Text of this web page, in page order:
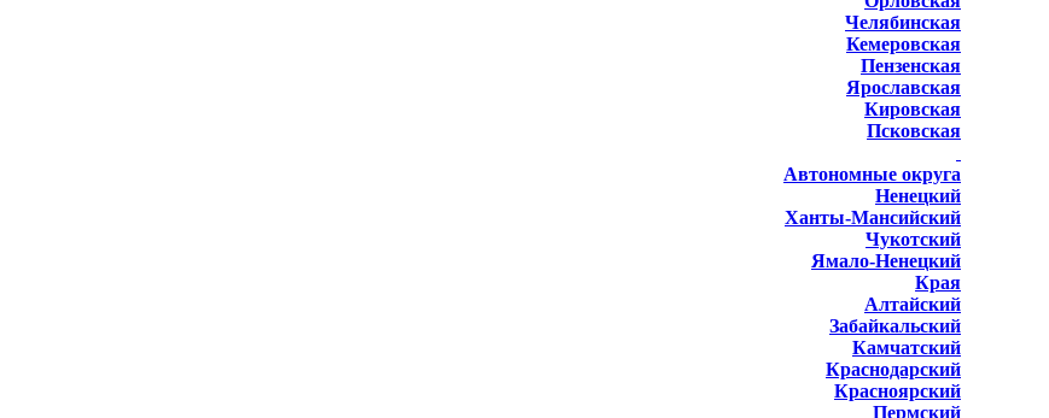
Челябинская
Кемеровская
Пензенская
Ярославская
Кировская
Псковская
Автономные округа
Ненецкий
Ханты-Мансийский
Чукотский
Ямало-Ненецкий
Края
Алтайский
Забайкальский
Камчатский
Краснодарский
Красноярский
Пермский